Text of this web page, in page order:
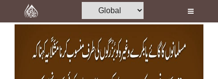
Home